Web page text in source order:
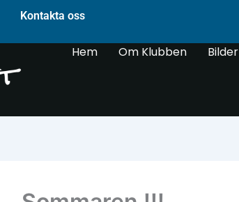
Kontakta oss
Hem Om Klubben Bilder